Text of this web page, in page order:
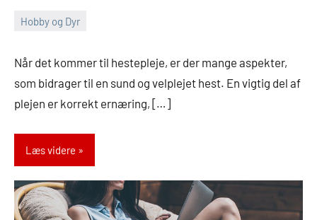
Hobby og Dyr
2024
Når det kommer til hestepleje, er der mange aspekter,
som bidrager til en sund og velplejet hest. En vigtig del af
plejen er korrekt ernæring, […]
Læs videre